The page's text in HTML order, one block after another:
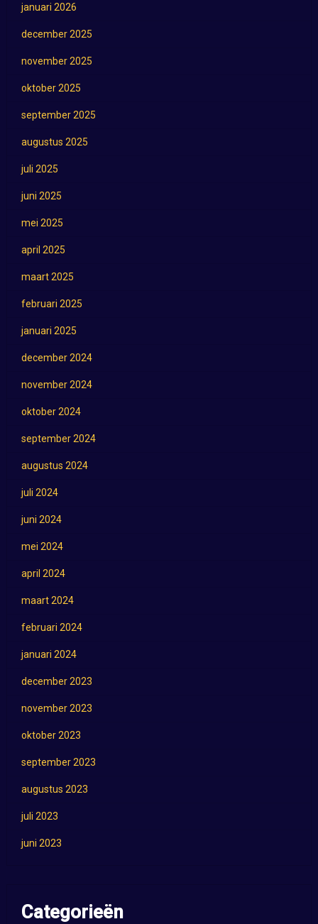
januari 2026
december 2025
november 2025
oktober 2025
september 2025
augustus 2025
juli 2025
juni 2025
mei 2025
april 2025
maart 2025
februari 2025
januari 2025
december 2024
november 2024
oktober 2024
september 2024
augustus 2024
juli 2024
juni 2024
mei 2024
april 2024
maart 2024
februari 2024
januari 2024
december 2023
november 2023
oktober 2023
september 2023
augustus 2023
juli 2023
juni 2023
Categorieën